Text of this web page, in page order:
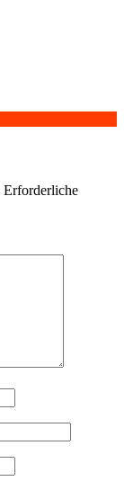
Erforderliche